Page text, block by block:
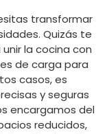
transformar
Quizás te
la cocina con
de carga para
casos, es
y seguras
encargamos del
reducidos,